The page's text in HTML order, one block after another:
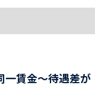
一賃金～待遇差が